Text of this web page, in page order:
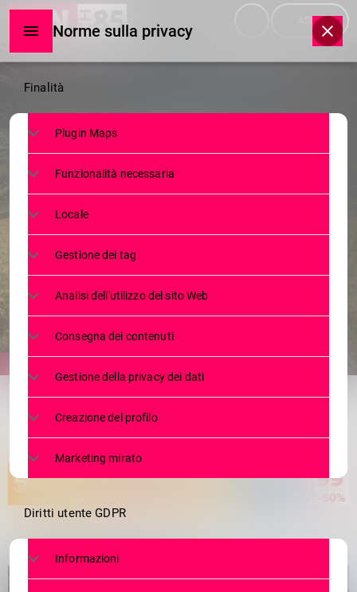
ASCOLTA
NEWS
COMUNITÀ MONTANA DI TIRANO:
I SINDACI DEL TERRITORIO
DENUNCIANO IL FALLIMENTO
DELLA GIUNTA CAELLI
5 MAGGIO 2025
share
email
Norme sulla privacy
Norme
sulla
privacy
Finalità
Plugin Maps
Funzionalità necessaria
Locale
Gestione dei tag
Analisi dell'utilizzo del sito Web
Consegna dei contenuti
Gestione della privacy dei dati
Creazione del profilo
Marketing mirato
Diritti utente GDPR
Informazioni